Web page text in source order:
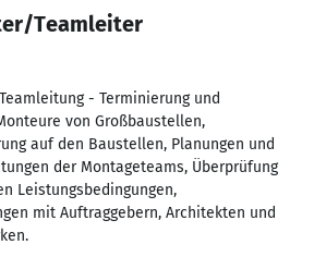
Teamleiter
- Terminierung und
von Großbaustellen,
auf den Baustellen, Planungen und
der Montageteams, Überprüfung
Leistungsbedingungen,
mit Auftraggebern, Architekten und